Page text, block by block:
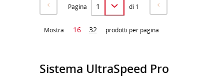
Pagina di 1
Mostra 16 32 prodotti per pagina
Sistema UltraSpeed Pro